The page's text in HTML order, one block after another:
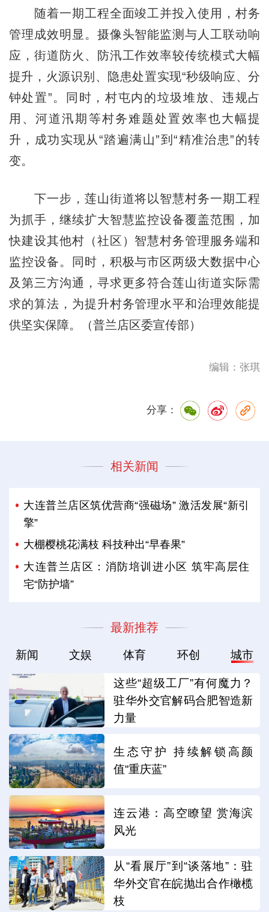
随着一期工程全面竣工并投入使用，村务
管理成效明显。摄像头智能监测与人工联动响
应，街道防火、防汛工作效率较传统模式大幅
提升，火源识别、隐患处置实现“秒级响应、分
钟处置”。同时，村屯内的垃圾堆放、违规占
用、河道汛期等村务难题处置效率也大幅提
升，成功实现从“踏遍满山”到“精准治患”的转
变。
下一步，莲山街道将以智慧村务一期工程
为抓手，继续扩大智慧监控设备覆盖范围，加
快建设其他村（社区）智慧村务管理服务端和
监控设备。同时，积极与市区两级大数据中心
及第三方沟通，寻求更多符合莲山街道实际需
求的算法，为提升村务管理水平和治理效能提
供坚实保障。（普兰店区委宣传部）
编辑：张琪
分享：
相关新闻
大连普兰店区筑优营商“强磁场” 激活发展“新引
擎”
大棚樱桃花满枝 科技种出“早春果”
大连普兰店区：消防培训进小区 筑牢高层住
宅“防护墙”
最新推荐
新闻 文娱 体育 环创 城市
这些“超级工厂”有何魔力？
驻华外交官解码合肥智造新
力量
生态守护 持续解锁高颜
值“重庆蓝”
连云港：高空瞭望 赏海滨
风光
从“看展厅”到“谈落地”：驻
华外交官在皖抛出合作橄榄
枝